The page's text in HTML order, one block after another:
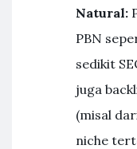
Natural:
PBN
sedikit
juga
(misal
niche